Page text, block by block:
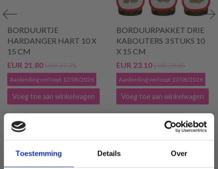
Toestemming Details Over
BORDUURTJE
HARDANGER HART 10 X
15 CM
EUR 21.80EUR 27.25
Aanbieding verloopt 12/08/2026
Voeg toe aan winkelwagen
BORDUURPAKKET DRIE
KABOUTERS 3 STUKS 10
X 15 CM
EUR 23.10EUR 28.85
Aanbieding verloopt 12/08/2026
Voeg toe aan winkelwagen
VERGELIJKBAAR MET DIT
20% korting